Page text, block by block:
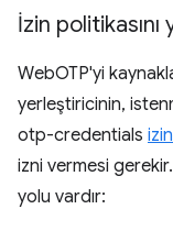
İzin politikasını
WebOTP'yi
yerleştiricinin,
otp-credentials
izni vermesi
yolu vardır: